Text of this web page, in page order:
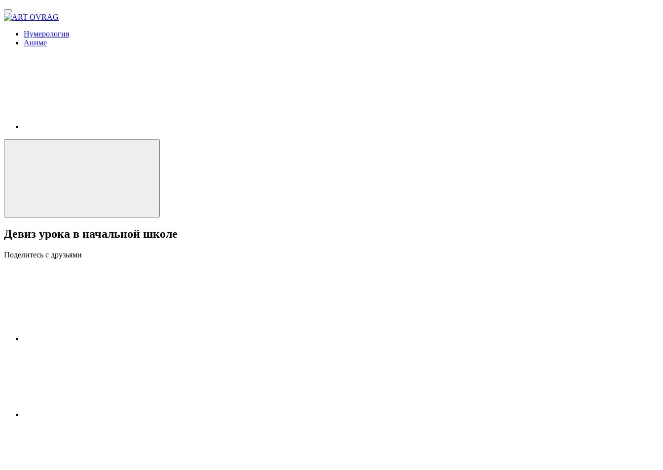
Нумерология
Аниме
Девиз урока в начальной школе
Поделитесь с друзьями